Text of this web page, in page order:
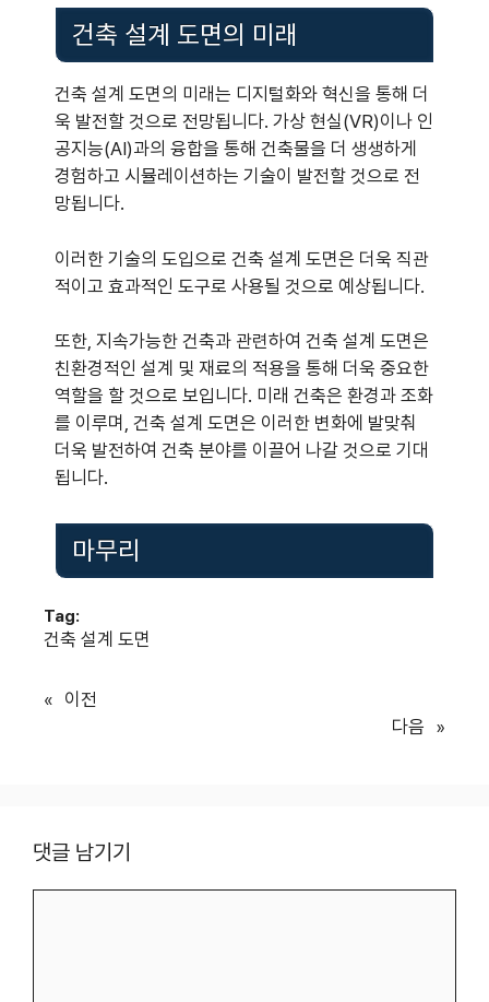
건축 설계 도면의 미래
건축 설계 도면의 미래는 디지털화와 혁신을 통해 더
욱 발전할 것으로 전망됩니다. 가상 현실(VR)이나 인
공지능(AI)과의 융합을 통해 건축물을 더 생생하게
경험하고 시뮬레이션하는 기술이 발전할 것으로 전
망됩니다.
이러한 기술의 도입으로 건축 설계 도면은 더욱 직관
적이고 효과적인 도구로 사용될 것으로 예상됩니다.
또한, 지속가능한 건축과 관련하여 건축 설계 도면은
친환경적인 설계 및 재료의 적용을 통해 더욱 중요한
역할을 할 것으로 보입니다. 미래 건축은 환경과 조화
를 이루며, 건축 설계 도면은 이러한 변화에 발맞춰
더욱 발전하여 건축 분야를 이끌어 나갈 것으로 기대
됩니다.
마무리
Tag:
건축 설계 도면
« 이전
다음 »
댓글 남기기